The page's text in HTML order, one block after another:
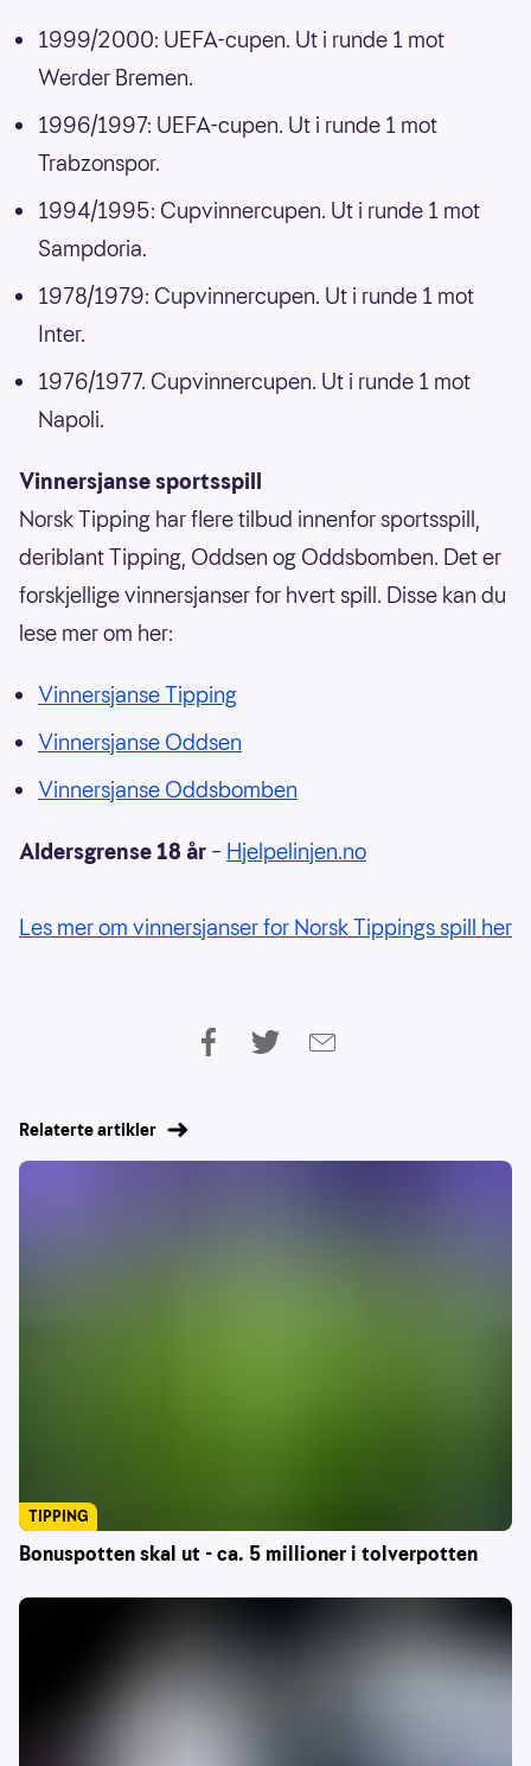
1999/2000: UEFA-cupen. Ut i runde 1 mot
Werder Bremen.
1996/1997: UEFA-cupen. Ut i runde 1 mot
Trabzonspor.
1994/1995: Cupvinnercupen. Ut i runde 1 mot
Sampdoria.
1978/1979: Cupvinnercupen. Ut i runde 1 mot
Inter.
1976/1977. Cupvinnercupen. Ut i runde 1 mot
Napoli.
Vinnersjanse sportsspill
Norsk Tipping har flere tilbud innenfor sportsspill,
deriblant Tipping, Oddsen og Oddsbomben. Det er
forskjellige vinnersjanser for hvert spill. Disse kan du
lese mer om her:
Vinnersjanse Tipping
Vinnersjanse Oddsen
Vinnersjanse Oddsbomben
Aldersgrense 18 år – Hjelpelinjen.no
Les mer om vinnersjanser for Norsk Tippings spill her
Relaterte artikler
Bonuspotten skal ut - ca. 5 millioner i tolverpotten
TIPPING